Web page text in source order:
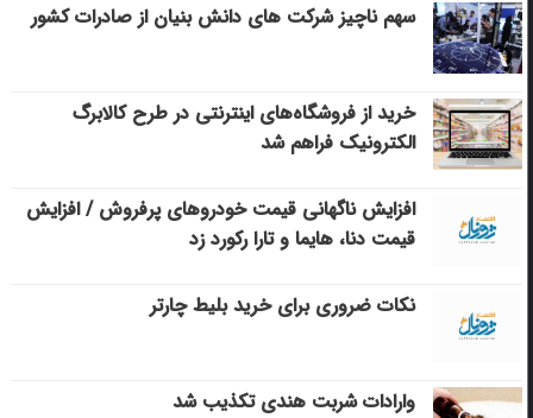
سهم ناچیز شرکت های دانش بنیان از صادرات کشور
خرید از فروشگاه‌های اینترنتی در طرح کالابرگ
الکترونیک فراهم شد
افزایش ناگهانی قیمت خودروهای پرفروش / افزایش
قیمت دنا، هایما و تارا رکورد زد
نکات ضروری برای خرید بلیط چارتر
وارادات شربت هندی تکذیب شد